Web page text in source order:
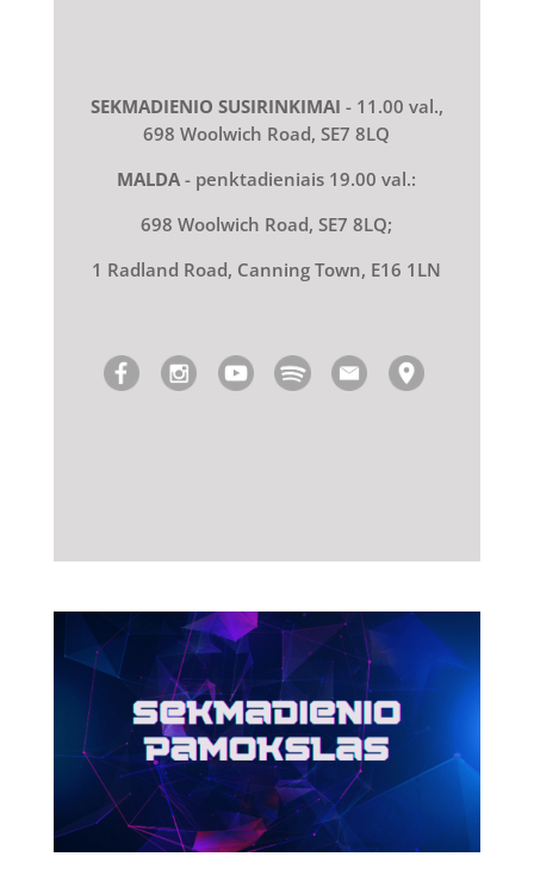
SEKMADIENIO SUSIRINKIMAI - 11.00 val.,
698 Woolwich Road, SE7 8LQ
MALDA- penktadieniais 19.00 val.:
698 Woolwich Road, SE7 8LQ;
1 Radland Road, Canning Town, E16 1LN